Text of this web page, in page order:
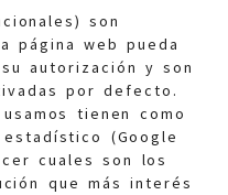
son
página web pueda
autorización y son
por defecto.
tienen como
(Google
cuales son los
que más interés
general: